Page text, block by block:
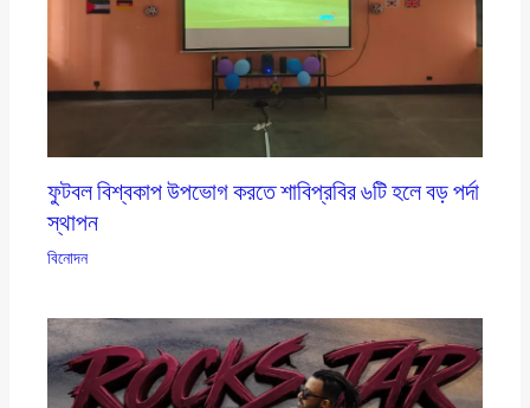
ফুটবল বিশ্বকাপ উপভোগ করতে শাবিপ্রবির ৬টি হলে বড় পর্দা
স্থাপন
বিনোদন